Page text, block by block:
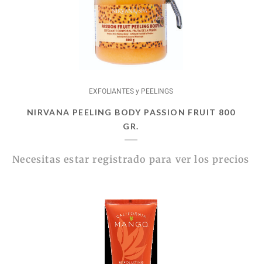
EXFOLIANTES y PEELINGS
NIRVANA PEELING BODY PASSION FRUIT 800
GR.
Necesitas estar registrado para ver los precios